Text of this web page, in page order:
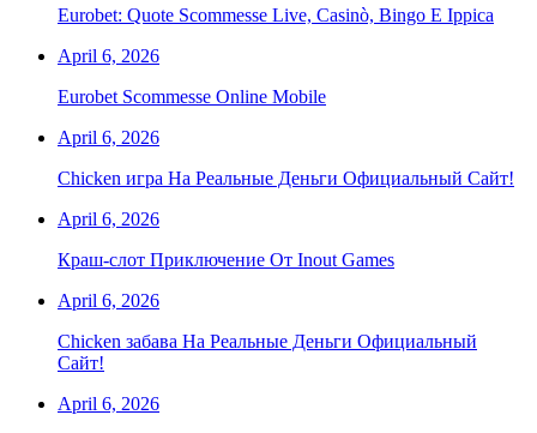
Eurobet: Quote Scommesse Live, Casinò, Bingo E Ippica
April 6, 2026
Eurobet Scommesse Online Mobile
April 6, 2026
Chicken игра На Реальные Деньги Официальный Сайт!
April 6, 2026
Краш-слот Приключение От Inout Games
April 6, 2026
Chicken забава На Реальные Деньги Официальный
Сайт!
April 6, 2026